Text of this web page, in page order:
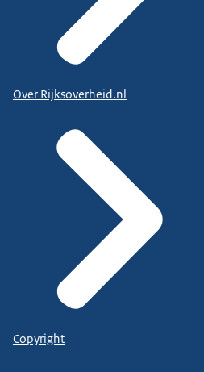
Over Rijksoverheid.nl
Copyright